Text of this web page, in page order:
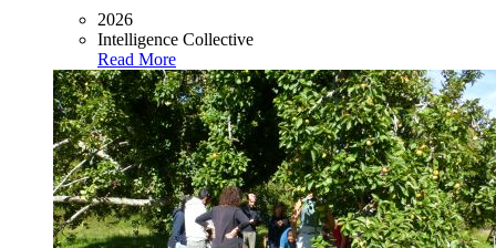
2026
Intelligence Collective
Read More